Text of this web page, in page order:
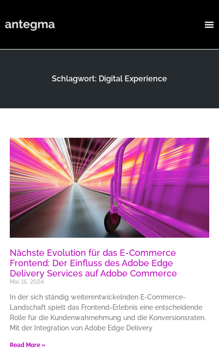
Schlagwort: Digital Experience
Nächste Evolution für das E-Commerce
Frontend: Der Einfluss des Adobe Edge
Delivery Services auf Adobe Commerce
Mai 16, 2024
In der sich ständig weiterentwickelnden E-Commerce-
Landschaft spielt das Frontend-Erlebnis eine entscheidende
Rolle für die Kundenwahrnehmung und die Konversionsraten.
Mit der Integration von Adobe Edge Delivery
Read More »